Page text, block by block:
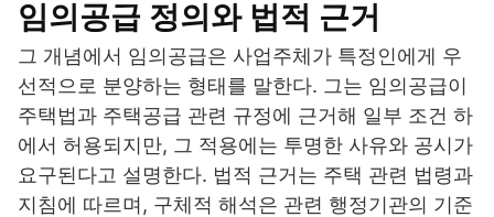
임의공급 정의와 법적 근거
그 개념에서 임의공급은 사업주체가 특정인에게 우
선적으로 분양하는 형태를 말한다. 그는 임의공급이
주택법과 주택공급 관련 규정에 근거해 일부 조건 하
에서 허용되지만, 그 적용에는 투명한 사유와 공시가
요구된다고 설명한다. 법적 근거는 주택 관련 법령과
지침에 따르며, 구체적 해석은 관련 행정기관의 기준